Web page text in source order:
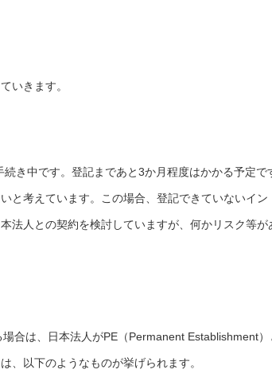
いきます。
き中です。登記まであと3か月程度はかかる予定で
と考えています。この場合、登記できていないイン
法人との契約を検討していますが、何かリスク等が
合は、日本法人がPE（Permanent Establishment）
、以下のようなものが挙げられます。